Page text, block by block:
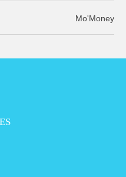
Mo'Money